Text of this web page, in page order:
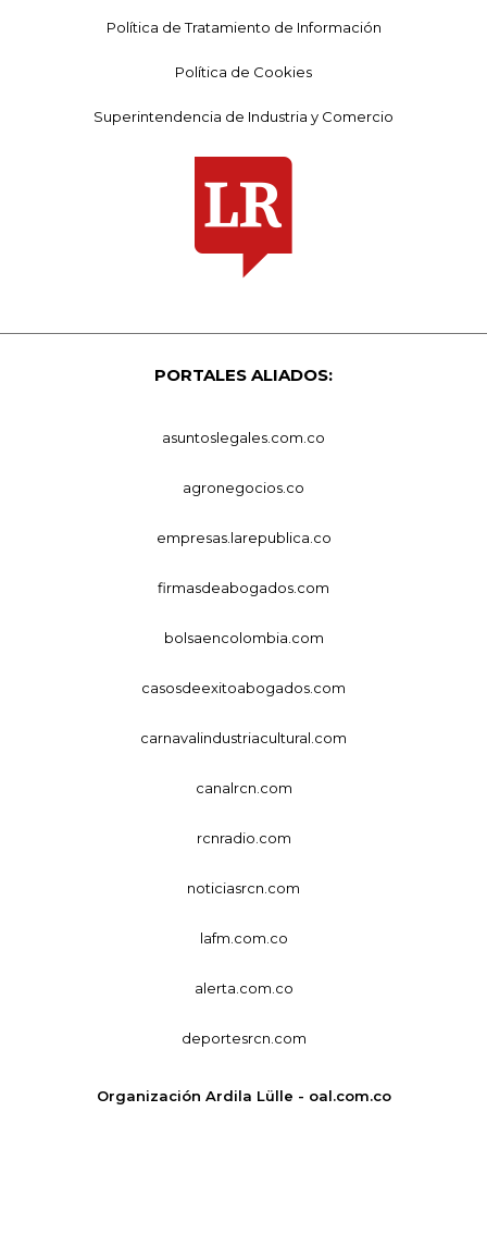
Política de Tratamiento de Información
Política de Cookies
Superintendencia de Industria y Comercio
PORTALES ALIADOS:
asuntoslegales.com.co
agronegocios.co
empresas.larepublica.co
firmasdeabogados.com
bolsaencolombia.com
casosdeexitoabogados.com
carnavalindustriacultural.com
canalrcn.com
rcnradio.com
noticiasrcn.com
lafm.com.co
alerta.com.co
deportesrcn.com
Organización Ardila Lülle - oal.com.co